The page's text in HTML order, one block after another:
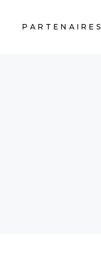
PARTENAIRES